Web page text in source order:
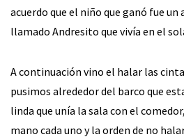
acuerdo que el niño que ganó fue
llamado Andresito que vivía en el
A continuación vino el halar las
pusimos alrededor del barco que
linda que unía la sala con el
mano cada uno y la orden de no